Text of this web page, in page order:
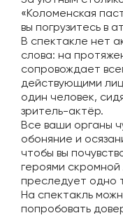
«Коломенская
вы погрузитесь в
В спектакле нет
слова: на
сопровождает
действующими
один человек,
зритель-актёр.
Все ваши органы
обоняние и
чтобы вы
героями
преследует одно
На спектакль
попробовать